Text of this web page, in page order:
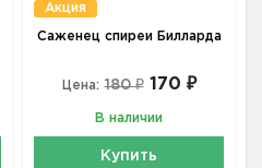
Акция
Саженец спиреи Билларда
Цена: 180 ₽ 170 ₽
В наличии
Купить